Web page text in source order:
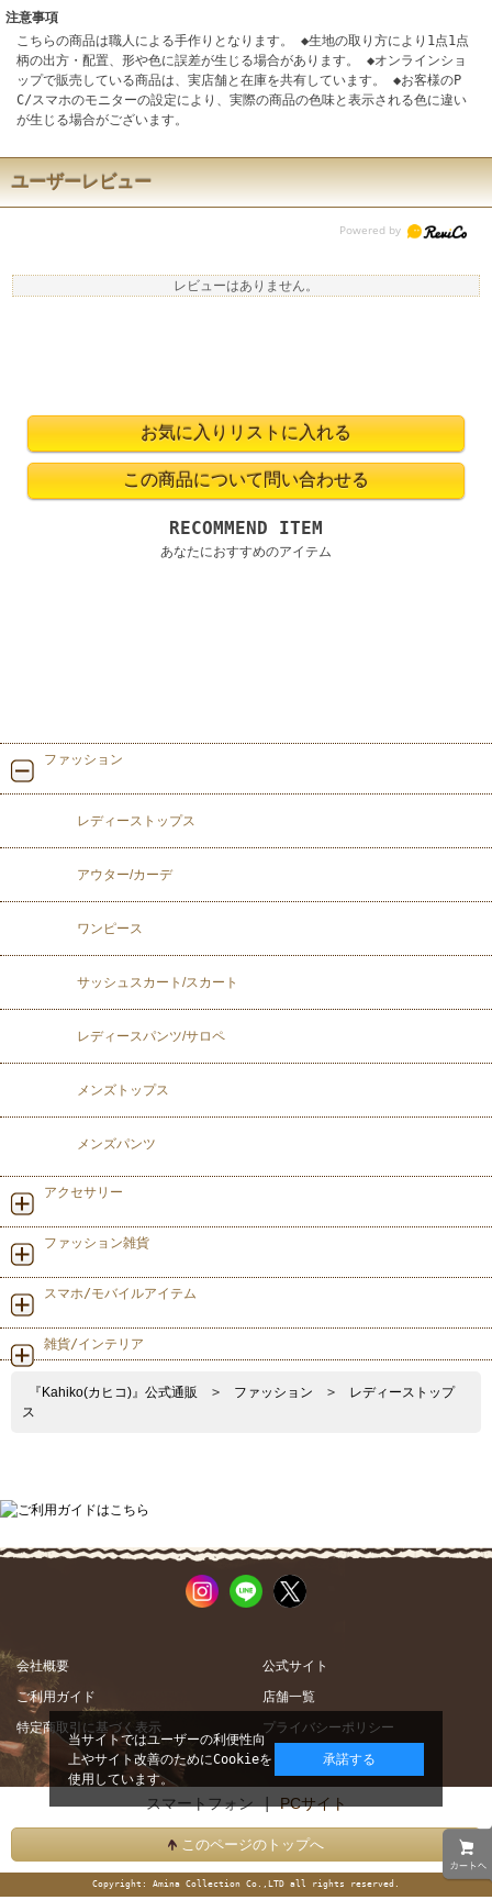
注意事項
こちらの商品は職人による手作りとなります。 ◆生地の取り方により1点1点
柄の出方・配置、形や色に誤差が生じる場合があります。 ◆オンラインショ
ップで販売している商品は、実店舗と在庫を共有しています。 ◆お客様のP
C/スマホのモニターの設定により、実際の商品の色味と表示される色に違い
が生じる場合がございます。
ユーザーレビュー
レビューはありません。
RECOMMEND ITEM
あなたにおすすめのアイテム
ファッション
レディーストップス
アウター/カーデ
ワンピース
サッシュスカート/スカート
レディースパンツ/サロペ
メンズトップス
メンズパンツ
アクセサリー
ファッション雑貨
スマホ/モバイルアイテム
雑貨/インテリア
『Kahiko(カヒコ)』公式通販 > ファッション >
レディーストップ
ス
会社概要
公式サイト
ご利用ガイド
店舗一覧
特定商取引に基づく表示
プライバシーポリシー
スマートフォン |PCサイト
このページのトップへ
Copyright: Amina Collection Co.,LTD all rights reserved.
当サイトではユーザーの利便性向
上やサイト改善のためにCookieを
使用しています。
承諾する